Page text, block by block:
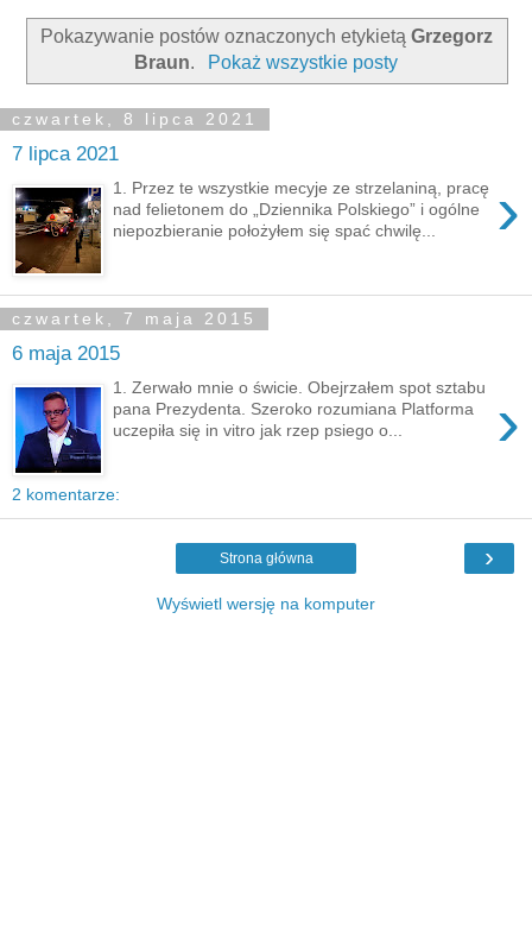
Pokazywanie postów oznaczonych etykietą Grzegorz
Braun. Pokaż wszystkie posty
czwartek, 8 lipca 2021
7 lipca 2021
›
1. Przez te wszystkie mecyje ze strzelaniną, pracę
nad felietonem do „Dziennika Polskiego” i ogólne
niepozbieranie położyłem się spać chwilę...
czwartek, 7 maja 2015
6 maja 2015
›
1. Zerwało mnie o świcie. Obejrzałem spot sztabu
pana Prezydenta. Szeroko rozumiana Platforma
uczepiła się in vitro jak rzep psiego o...
2 komentarze:
›
Strona główna
Wyświetl wersję na komputer